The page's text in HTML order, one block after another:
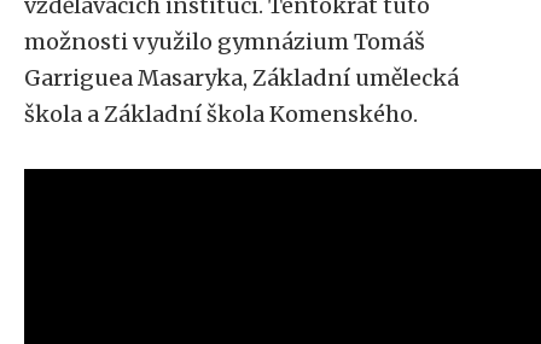
možnosti využilo gymnázium Tomáš
Garriguea Masaryka, Základní umělecká
škola a Základní škola Komenského.